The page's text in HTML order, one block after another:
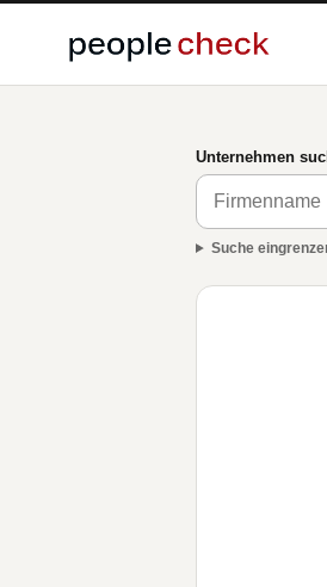
Unternehmen
Suche